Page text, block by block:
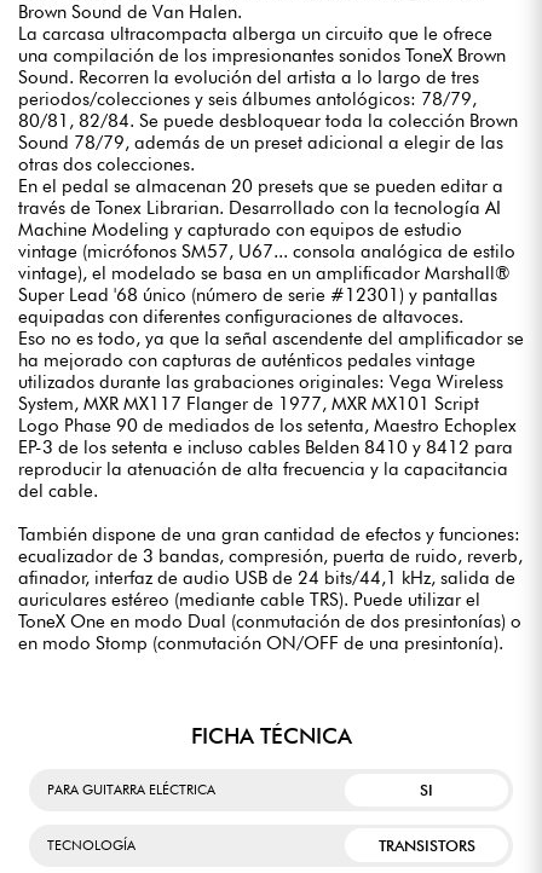
Brown Sound de Van Halen.
La carcasa ultracompacta alberga un circuito que le ofrece
una compilación de los impresionantes sonidos ToneX Brown
Sound. Recorren la evolución del artista a lo largo de tres
periodos/colecciones y seis álbumes antológicos: 78/79,
80/81, 82/84. Se puede desbloquear toda la colección Brown
Sound 78/79, además de un preset adicional a elegir de las
otras dos colecciones.
En el pedal se almacenan 20 presets que se pueden editar a
través de Tonex Librarian. Desarrollado con la tecnología AI
Machine Modeling y capturado con equipos de estudio
vintage (micrófonos SM57, U67... consola analógica de estilo
vintage), el modelado se basa en un amplificador Marshall®
Super Lead '68 único (número de serie #12301) y pantallas
equipadas con diferentes configuraciones de altavoces.
Eso no es todo, ya que la señal ascendente del amplificador se
ha mejorado con capturas de auténticos pedales vintage
utilizados durante las grabaciones originales: Vega Wireless
System, MXR MX117 Flanger de 1977, MXR MX101 Script
Logo Phase 90 de mediados de los setenta, Maestro Echoplex
EP-3 de los setenta e incluso cables Belden 8410 y 8412 para
reproducir la atenuación de alta frecuencia y la capacitancia
del cable.
También dispone de una gran cantidad de efectos y funciones:
ecualizador de 3 bandas, compresión, puerta de ruido, reverb,
afinador, interfaz de audio USB de 24 bits/44,1 kHz, salida de
auriculares estéreo (mediante cable TRS). Puede utilizar el
ToneX One en modo Dual (conmutación de dos presintonías) o
en modo Stomp (conmutación ON/OFF de una presintonía).
FICHA TÉCNICA
PARA GUITARRA ELÉCTRICA SI
TECNOLOGÍA TRANSISTORS